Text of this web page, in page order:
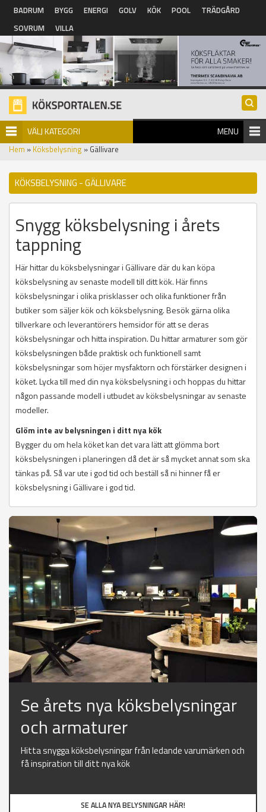
Hoppa till huvudinnehåll
BADRUM BYGG ENERGI GOLV KÖK POOL
TRÄDGÅRD
SOVRUM
VILLA
VÄLJ KATEGORI MENU
Hem » Köksbelysning » Gällivare
KÖKSBELYSNING - GÄLLIVARE
Snygg köksbelysning i årets
tappning
Här hittar du köksbelysningar i Gällivare där du kan köpa
köksbelysning av senaste modell till ditt kök. Här finns
köksbelysningar i olika prisklasser och olika funktioner från
butiker som säljer kök och köksbelysning. Besök gärna olika
tillverkare och leverantörers hemsidor för att se deras
köksbelysningar och hitta inspiration. Du hittar armaturer som gör
köksbelysningen både praktisk och funktionell samt
köksbelysningar som höjer mysfaktorn och förstärker designen i
köket. Lycka till med din nya köksbelysning i och hoppas du hittar
någon passande modell i utbudet av köksbelysningar av senaste
modeller.
Glöm inte av belysningen i ditt nya kök
Bygger du om hela köket kan det vara lätt att glömma bort
köksbelysningen i planeringen då det är så mycket annat som ska
tänkas på. Så var ute i god tid och beställ så ni hinner få er
köksbelysning i Gällivare i god tid.
Se årets nya köksbelysningar
och armaturer
Hitta snygga köksbelysningar från ledande varumärken och
få inspiration till ditt nya kök
SE ALLA NYA BELYSNINGAR HÄR!